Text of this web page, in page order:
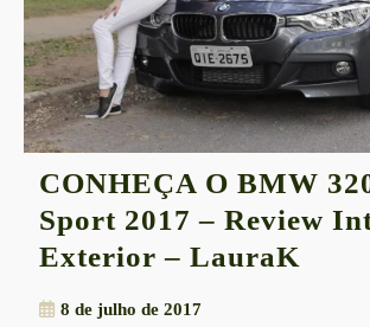
CONHEÇA O BMW
Sport 2017 – Review
Exterior – LauraK
8 de julho de 20178